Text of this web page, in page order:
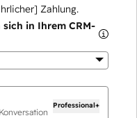
Zahlung.
in Ihrem CRM-
Professional+